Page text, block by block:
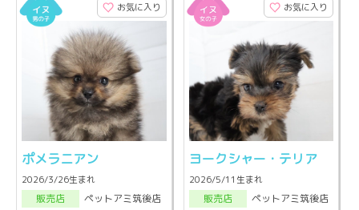
お気に入り
ポメラニアン
2026/3/26生まれ
販売店
ペットアミ筑後店
お気に入り
ヨークシャー・テリア
2026/5/11生まれ
販売店
ペットアミ筑後店